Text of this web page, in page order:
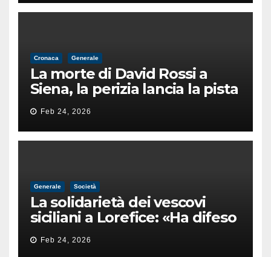
Cronaca Generale
La morte di David Rossi a
Siena, la perizia lancia la pista
di un’intimidazione finita
male
Feb 24, 2026
Generale Società
La solidarietà dei vescovi
siciliani a Lorefice: «Ha difeso
il valore e la dignità
dell’umanità»
Feb 24, 2026